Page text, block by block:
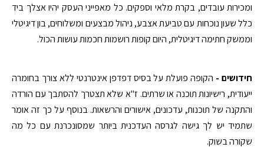
ומכירות עובדים, בקרת מלאי וספקים. כל מאפייני העסק יהיו אצלך ביד
כלל שעון נוכחות עם טביעת אצבע, ניהול מבצעים ומשלוחים, בון דיגיטלי
וממשק חתימה דיגיטלית, היום קופות רושמות חכמות עושות הכול.
חידושים - הקופה פועלת על בסיס דפדפן אינטרנטי ללא צורך בחומרה
ייעודית, רישיונות תוכנה או שרתים. ז"א שלא תצטרך להסתבך עם הורדה
והתקנה של תוכנות, עדכונים, אישורים והרשאות. בנוסף על כך זה אומר
שתמיד יש לך גישה לגרסה העדכנית ביותר שמסונכרנת עם כל מה
שקורה בשוק.